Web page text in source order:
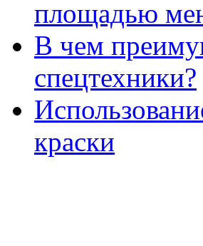
площадью
В чем
спецтехники?
краски